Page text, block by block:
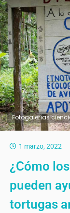
Fotogalerías
1 marzo, 2022
¿Cómo
pueden
tortugas